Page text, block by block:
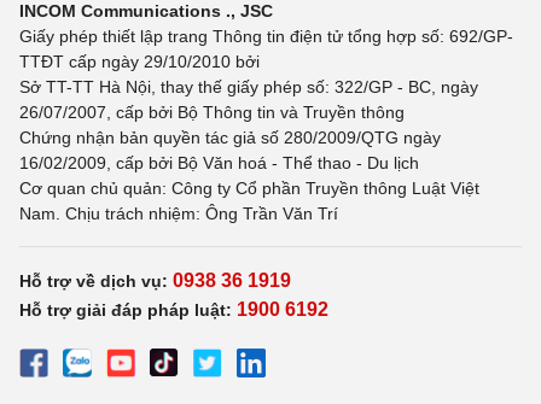
INCOM Communications ., JSC
Giấy phép thiết lập trang Thông tin điện tử tổng hợp số: 692/GP-
TTĐT cấp ngày 29/10/2010 bởi
Sở TT-TT Hà Nội, thay thế giấy phép số: 322/GP - BC, ngày
26/07/2007, cấp bởi Bộ Thông tin và Truyền thông
Chứng nhận bản quyền tác giả số 280/2009/QTG ngày
16/02/2009, cấp bởi Bộ Văn hoá - Thể thao - Du lịch
Cơ quan chủ quản: Công ty Cổ phần Truyền thông Luật Việt
Nam. Chịu trách nhiệm: Ông Trần Văn Trí
Hỗ trợ về dịch vụ: 0938 36 1919
Hỗ trợ giải đáp pháp luật: 1900 6192